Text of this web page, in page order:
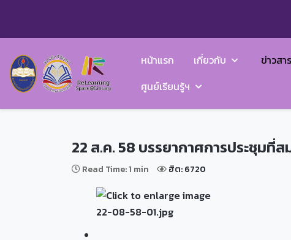
หน้าแรก เกี่ยวกับ ข่าวส
ศูนย์เรียนรู้ฯ
22 ส.ค. 58 บรรยากาศการประชุมที่
Read Time: 1 min ฮิต: 6720